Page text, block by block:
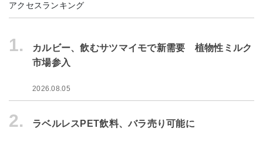
アクセスランキング
1.
カルビー、飲むサツマイモで新需要 植物性ミルク
市場参入
2026.08.05
2. ラベルレスPET飲料、バラ売り可能に